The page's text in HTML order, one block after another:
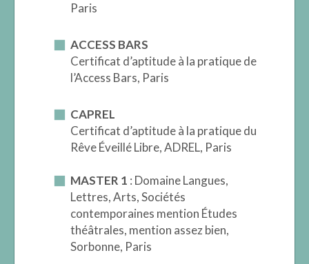
Paris
ACCESS BARS
Certificat d’aptitude à la pratique de
l’Access Bars, Paris
CAPREL
Certificat d’aptitude à la pratique du
Rêve Éveillé Libre, ADREL, Paris
MASTER 1 : Domaine Langues,
Lettres, Arts, Sociétés
contemporaines mention Études
théâtrales, mention assez bien,
Sorbonne, Paris